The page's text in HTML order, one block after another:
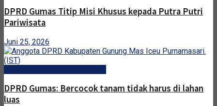
DPRD Gumas Titip Misi Khusus kepada Putra Putri
Pariwisata
Juni 25, 2026
DPRD Gumas: Bercocok tanam tidak harus di lahan
luas